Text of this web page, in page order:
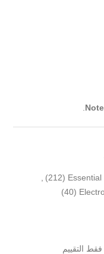
Essential
(212)
(40)
التقييم